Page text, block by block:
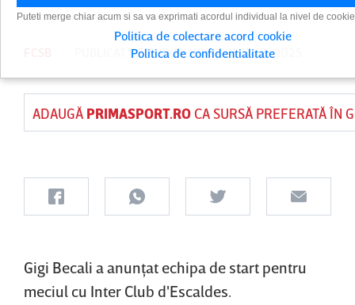
PUBLICAT DETUDOR MOISAPE 9 IUL 2025
ADAUGĂ PRIMASPORT.ROCA SURSĂ PREFERATĂ ÎN
Gigi Becali a anunţat echipa de start pentru
meciul cu Inter Club d'Escaldes.
Puteti merge chiar acum si sa va exprimati acordul individual la nivel de
Politica de colectare acord cookie
Politica de confidentialitate